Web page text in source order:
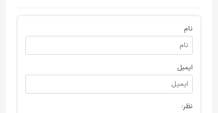
نام
ایمیل
نظر: